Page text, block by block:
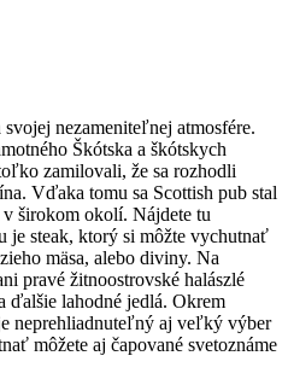
nezameniteľnej atmosfére.
Škótska a škótskych
zamilovali, že sa rozhodli
Vďaka tomu sa Scottish pub stal
širokom okolí. Nájdete tu
je steak, ktorý si môžte vychutnať
mäsa, alebo diviny. Na
pravé žitnoostrovské halászlé
ďalšie lahodné jedlá. Okrem
neprehliadnuteľný aj veľký výber
môžete aj čapované svetoznáme